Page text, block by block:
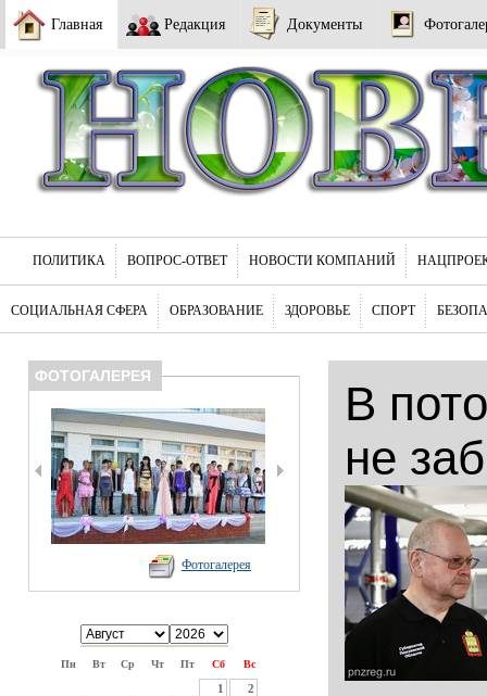
Главная Редакция Документы
ПОЛИТИКА ВОПРОС-ОТВЕТ НОВОСТИ КОМПАНИЙ
СОЦИАЛЬНАЯ СФЕРА ОБРАЗОВАНИЕ ЗДОРОВЬЕ СПОРТ
ФОТОГАЛЕРЕЯ
Фотогалерея
Пн Вт Ср Чт Пт Сб Вс
1
2
В
не